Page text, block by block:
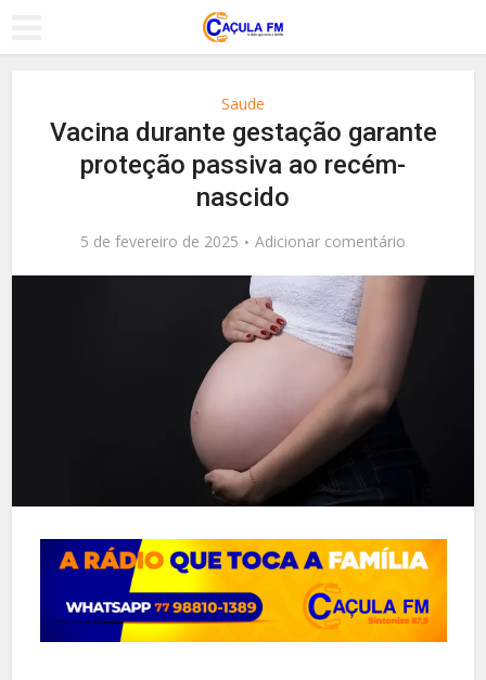
Saude
Vacina durante gestação garante
proteção passiva ao recém-
nascido
5 de fevereiro de 2025 Adicionar comentário